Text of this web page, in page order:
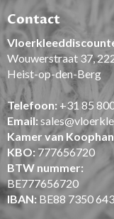
Contact
Wouwerstraat 37,
Heist-op-den-Berg
Telefoon: +31 85
Email:
Kamer van
KBO: 777656720
BTW nummer:
BE777656720
IBAN: BE88 7350